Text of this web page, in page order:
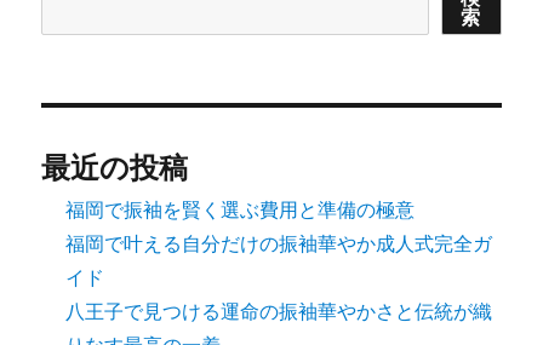
ー
ジ
送
り
索
最近の投稿
福岡で振袖を賢く選ぶ費用と準備の極意
福岡で叶える自分だけの振袖華やか成人式完全ガ
イド
八王子で見つける運命の振袖華やかさと伝統が織